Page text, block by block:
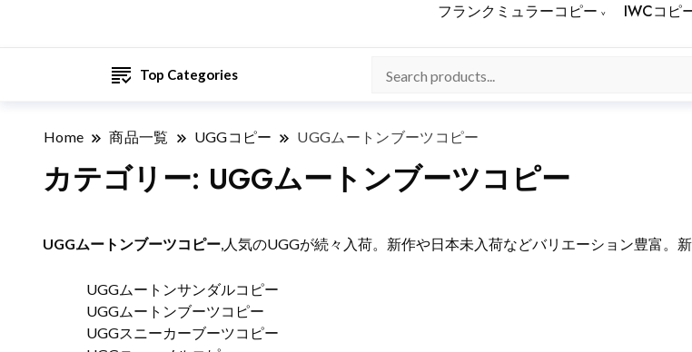
フランクミュラーコピー IWCコピ
Top Categories
Home 商品一覧 UGGコピー UGGムートンブーツコピー
カテゴリー: UGGムートンブーツコピー
UGGムートンブーツコピー,人気のUGGが続々入荷。新作や日本未入荷などバリエーション豊富。
UGGムートンサンダルコピー
UGGムートンブーツコピー
UGGスニーカーブーツコピー